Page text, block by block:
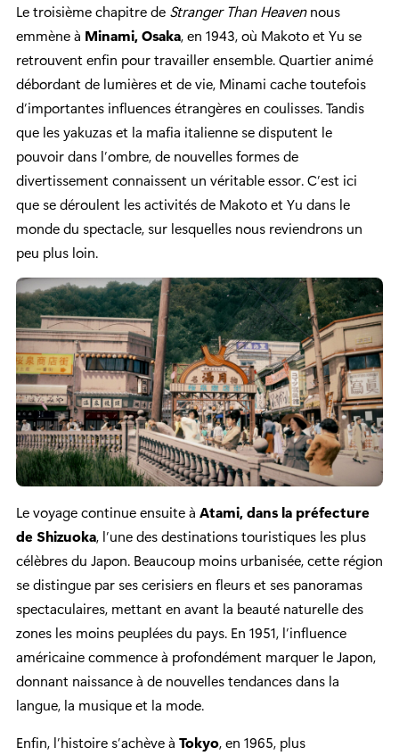
Le troisième chapitre de Stranger Than Heavennous
emmène à Minami, Osaka, en 1943, où Makoto et Yu se
retrouvent enfin pour travailler ensemble. Quartier animé
débordant de lumières et de vie, Minami cache toutefois
d’importantes influences étrangères en coulisses. Tandis
que les yakuzas et la mafia italienne se disputent le
pouvoir dans l’ombre, de nouvelles formes de
divertissement connaissent un véritable essor. C’est ici
que se déroulent les activités de Makoto et Yu dans le
monde du spectacle, sur lesquelles nous reviendrons un
peu plus loin.
Le voyage continue ensuite à Atami, dans la préfecture
de Shizuoka, l’une des destinations touristiques les plus
célèbres du Japon. Beaucoup moins urbanisée, cette région
se distingue par ses cerisiers en fleurs et ses panoramas
spectaculaires, mettant en avant la beauté naturelle des
zones les moins peuplées du pays. En 1951, l’influence
américaine commence à profondément marquer le Japon,
donnant naissance à de nouvelles tendances dans la
langue, la musique et la mode.
Enfin, l’histoire s’achève à Tokyo, en 1965, plus